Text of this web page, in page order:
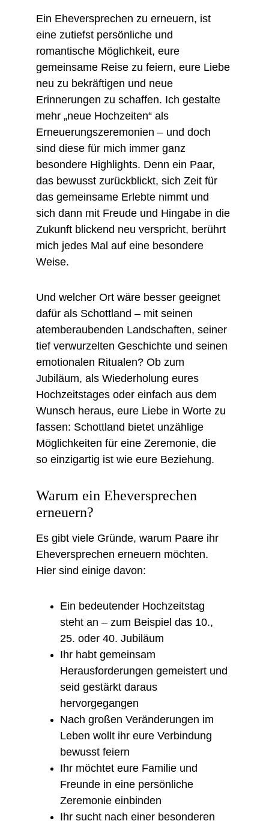
Ein Eheversprechen zu erneuern, ist
eine zutiefst persönliche und
romantische Möglichkeit, eure
gemeinsame Reise zu feiern, eure Liebe
neu zu bekräftigen und neue
Erinnerungen zu schaffen. Ich gestalte
mehr „neue Hochzeiten“ als
Erneuerungszeremonien – und doch
sind diese für mich immer ganz
besondere Highlights. Denn ein Paar,
das bewusst zurückblickt, sich Zeit für
das gemeinsame Erlebte nimmt und
sich dann mit Freude und Hingabe in die
Zukunft blickend neu verspricht, berührt
mich jedes Mal auf eine besondere
Weise.
Und welcher Ort wäre besser geeignet
dafür als Schottland – mit seinen
atemberaubenden Landschaften, seiner
tief verwurzelten Geschichte und seinen
emotionalen Ritualen? Ob zum
Jubiläum, als Wiederholung eures
Hochzeitstages oder einfach aus dem
Wunsch heraus, eure Liebe in Worte zu
fassen: Schottland bietet unzählige
Möglichkeiten für eine Zeremonie, die
so einzigartig ist wie eure Beziehung.
Warum ein Eheversprechen
erneuern?
Es gibt viele Gründe, warum Paare ihr
Eheversprechen erneuern möchten.
Hier sind einige davon:
Ein bedeutender Hochzeitstag
steht an – zum Beispiel das 10.,
25. oder 40. Jubiläum
Ihr habt gemeinsam
Herausforderungen gemeistert und
seid gestärkt daraus
hervorgegangen
Nach großen Veränderungen im
Leben wollt ihr eure Verbindung
bewusst feiern
Ihr möchtet eure Familie und
Freunde in eine persönliche
Zeremonie einbinden
Ihr sucht nach einer besonderen